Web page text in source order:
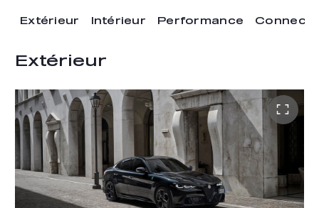
Extérieur Intérieur Performance
Extérieur